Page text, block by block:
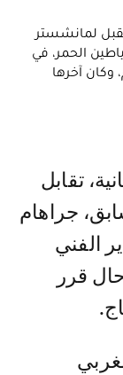
لمانشستر
الحمر، في
وكان آخرها
جراهام
الفني
قرر